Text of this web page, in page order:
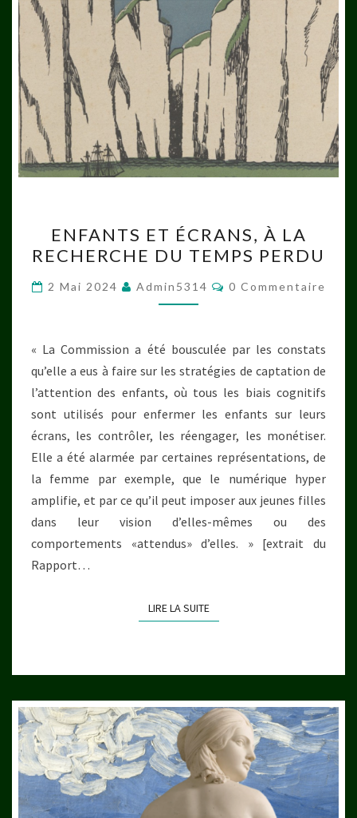
ET
ÉCRANS,
À
LA
DU
TEMPS
PERDU
ENFANTS ET ÉCRANS, À LA
RECHERCHE DU TEMPS PERDU
2 Mai 2024 Admin5314 Commentaires
0 Commentaire
« La Commission a été bousculée par les constats
qu’elle a eus à faire sur les stratégies de captation de
l’attention des enfants, où tous les biais cognitifs
sont utilisés pour enfermer les enfants sur leurs
écrans, les contrôler, les réengager, les monétiser.
Elle a été alarmée par certaines représentations, de
la femme par exemple, que le numérique hyper
amplifie, et par ce qu’il peut imposer aux jeunes filles
dans leur vision d’elles-mêmes ou des
comportements «attendus» d’elles. » [extrait du
Rapport…
LIRE LA SUITELIRE LA SUITE